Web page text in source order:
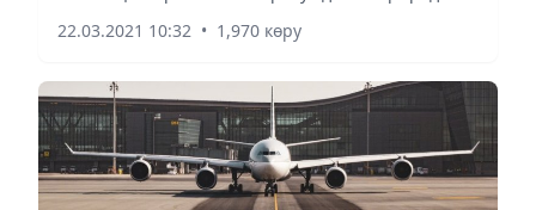
22.03.2021 10:32 • 1,970 көру